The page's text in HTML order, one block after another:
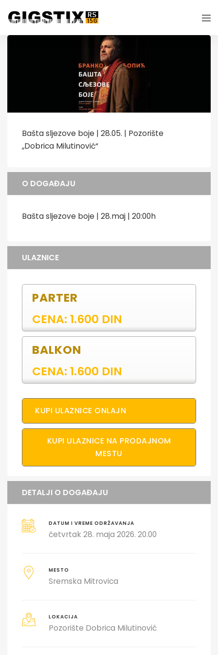
Bašta sljezove boje | 28.05. | Pozorište
„Dobrica Milutinović“
O DOGAĐAJU
Bašta sljezove boje | 28.maj | 20:00h
ULAZNICE
PARTER
CENA: 1.600 DIN
BALKON
CENA: 1.600 DIN
KUPI ULAZNICE ONLAJN
KUPI ULAZNICE NA PRODAJNOM
MESTU
DETALJI O DOGAĐAJU
DATUM I VREME ODRŽAVANJA
četvrtak 28. maja 2026. 20.00
MESTO
Sremska Mitrovica
LOKACIJA
Pozorište Dobrica Milutinović